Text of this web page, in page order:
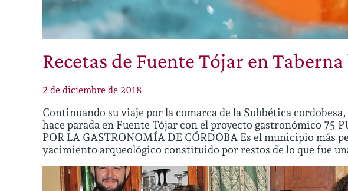
Recetas de Fuente Tójar en
2 de diciembre de 2018
Continuando su viaje por la comarca de la Subbética
hace parada en Fuente Tójar con el proyecto gastronómico 75
POR LA GASTRONOMÍA DE CÓRDOBA Es el municipio más
yacimiento arqueológico constituido por restos de lo que fue